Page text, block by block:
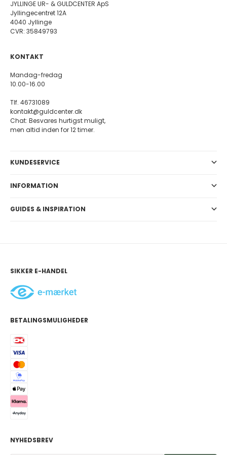
JYLLINGE UR- & GULDCENTER ApS
Jyllingecentret 12A
4040 Jyllinge
CVR: 35849793
KONTAKT
Mandag-fredag
10.00-16.00
Tlf. 46731089
kontakt@guldcenter.dk
Chat: Besvares hurtigst muligt,
men altid inden for 12 timer.
KUNDESERVICE
INFORMATION
GUIDES & INSPIRATION
SIKKER E-HANDEL
BETALINGSMULIGHEDER
NYHEDSBREV